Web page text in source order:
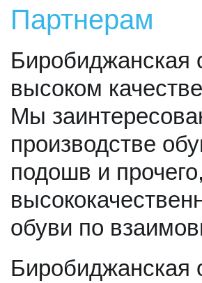
Партнерам
Биробиджанская
высоком
Мы
производстве
подошв и
обуви по
Биробиджанская